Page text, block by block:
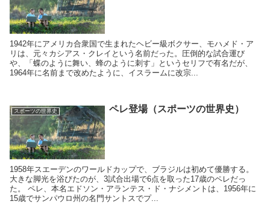
1942年にアメリカ合衆国で生まれたヘビー級ボクサー、モハメド・ア
リは、元々カシアス・クレイという名前だった。圧倒的な試合運び
や、「蝶のように舞い、蜂のように刺す」というセリフで有名だが、
1964年に名前まで改めたように、イスラームに改宗...
スポーツの世界史 ペレ登場（スポーツの世界史）
1958年スエーデンのワールドカップで、ブラジルは初めて優勝する。
大きな脚光を浴びたのが、3試合出場で6点を取った17歳のペレだっ
た。 ペレ、本名エドソン・アランテス・ド・ナシメントは、1956年に
15歳でサンパウロ州の名門サントスでプ...